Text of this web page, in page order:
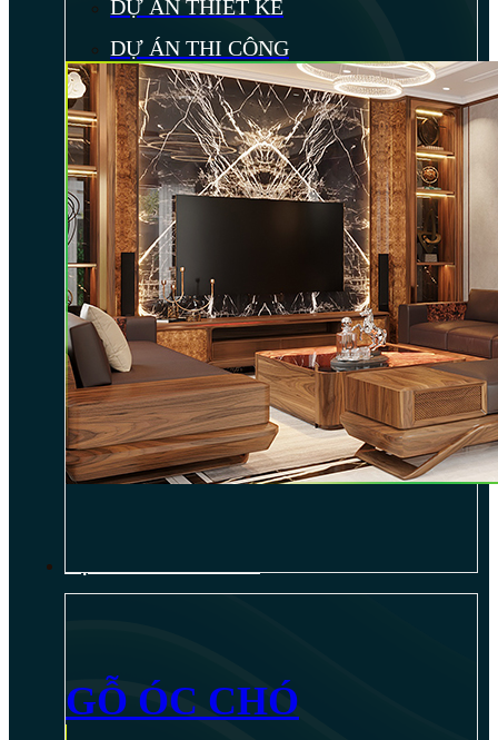
DỰ ÁN THIẾT KẾ
DỰ ÁN THI CÔNG
GỖ ÓC CHÓ